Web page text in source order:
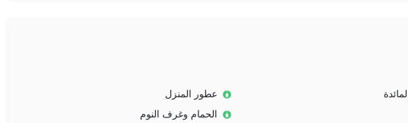
عطور المنزل
الحمام وغرف النوم